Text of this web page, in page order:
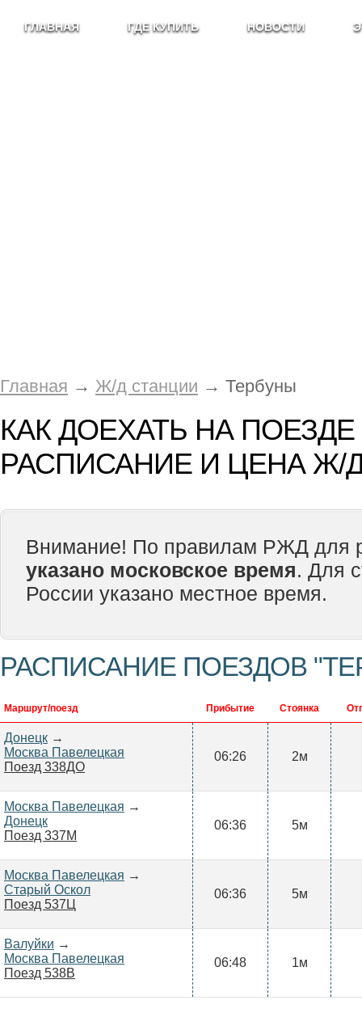
ГЛАВНАЯ ГДЕ КУПИТЬ НОВОСТИ
Главная → Ж/д станции → Тербуны
КАК ДОЕХАТЬ НА
РАСПИСАНИЕ И ЦЕНА Ж/
Внимание! По правилам РЖД для
указано московское время. Для
России указано местное время.
РАСПИСАНИЕ ПОЕЗДОВ
Маршрут/поезд Прибытие Стоянка
Донецк →
Москва Павелецкая
Поезд 338ДО
06:26 2м
Москва Павелецкая →
Донецк
Поезд 337М
06:36 5м
Москва Павелецкая →
Старый Оскол
Поезд 537Ц
06:36 5м
Валуйки →
Москва Павелецкая
Поезд 538В
06:48 1м